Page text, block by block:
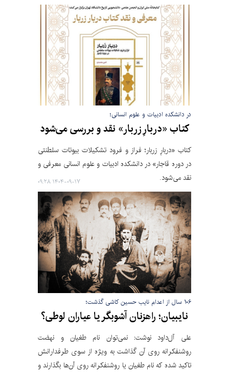
در دانشکده ادبیات و علوم انسانی؛
کتاب «دربارِ زربار» نقد و بررسی می‌شود
کتاب «دربارِ زربار؛ فراز و فرود تشکیلات بیوتات سلطنتی
در دوره قاجار» در دانشکده ادبیات و علوم انسانی معرفی و
نقد می‌شود.
۱۴۰۴-۰۹-۱۷ ۰۹:۲۸
۱۰۶ سال از اعدام نایب حسین کاشی گذشت؛
نایبیان؛ راهزنان آشوبگر یا عیاران لوطی؟
علی‌ آل‌داود نوشت: نمی‌توان نام طغیان و نهضت
روشنفکرانه روی آن گذاشت به ویژه از سوی طرفدارانش
تاکید شده که نام طغیان یا روشنفکرانه روی آن‌ها بگذارند و